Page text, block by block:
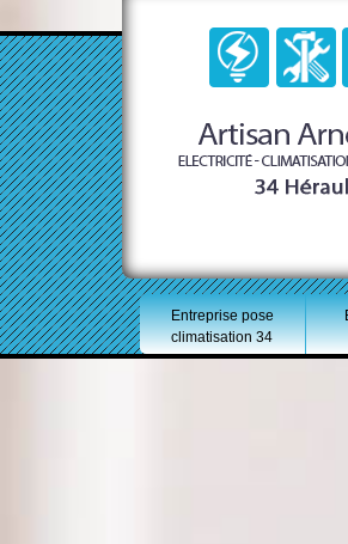
Entreprise pose
climatisation 34